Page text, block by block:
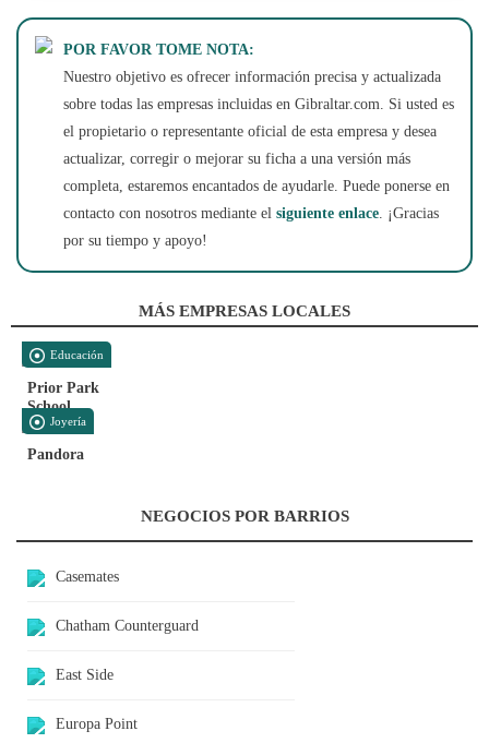
POR FAVOR TOME NOTA:
Nuestro objetivo es ofrecer información precisa y actualizada
sobre todas las empresas incluidas en Gibraltar.com. Si usted es
el propietario o representante oficial de esta empresa y desea
actualizar, corregir o mejorar su ficha a una versión más
completa, estaremos encantados de ayudarle. Puede ponerse en
contacto con nosotros mediante el siguiente enlace. ¡Gracias
por su tiempo y apoyo!
MÁS EMPRESAS LOCALES
Educación
Prior Park
School
Joyería
Pandora
NEGOCIOS POR BARRIOS
Casemates
Chatham Counterguard
East Side
Europa Point